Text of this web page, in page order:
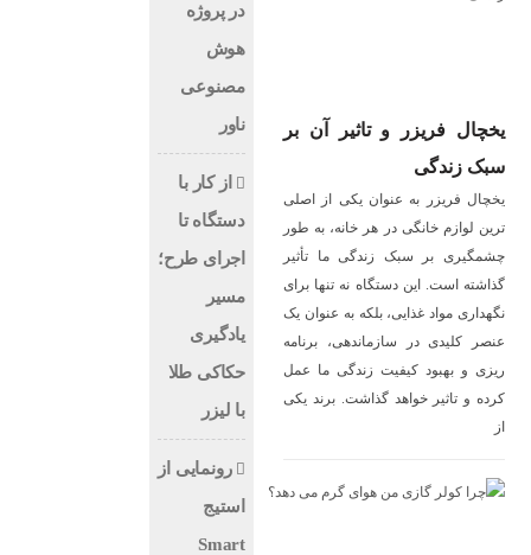
یخچال فریزر و تاثیر آن بر
سبک زندگی
یخچال فریزر به عنوان یکی از اصلی
‌ترین لوازم خانگی در هر خانه، به طور
چشمگیری بر سبک زندگی ما تأثیر
گذاشته است. این دستگاه نه تنها برای
نگهداری مواد غذایی، بلکه به عنوان یک
عنصر کلیدی در سازماندهی، برنامه
‌ریزی و بهبود کیفیت زندگی ما عمل
کرده و تاثیر خواهد گذاشت. برند یکی
از
در پروژه
هوش
مصنوعی
ناور
از کار با
دستگاه تا
اجرای طرح؛
مسیر
یادگیری
حکاکی طلا
با لیزر
رونمایی از
استیج
Smart